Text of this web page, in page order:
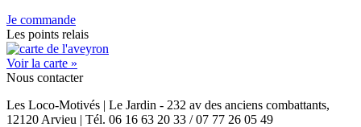
Je commande
Les points relais
Voir la carte »
Nous contacter
Les Loco-Motivés | Le Jardin - 232 av des anciens combattants,
12120 Arvieu | Tél. 06 16 63 20 33 / 07 77 26 05 49